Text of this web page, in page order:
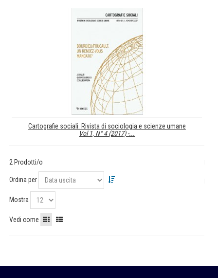
Cartografie sociali. Rivista di sociologia e scienze umane
Vol 1, N° 4 (2017) -...
2 Prodotti/o
Ordina per
Mostra
Vedi come